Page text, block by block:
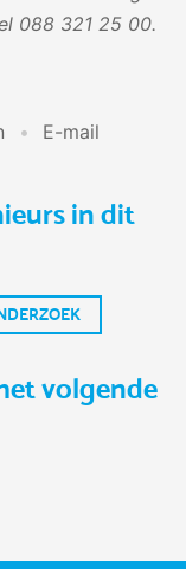
088 321 25 00.
E-mail
in dit
volgende